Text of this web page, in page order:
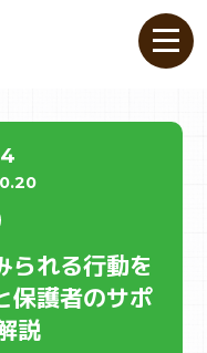
られる行動を
保護者のサポ
説